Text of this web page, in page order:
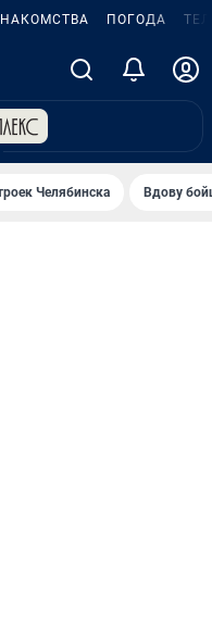
ПОГОДА
Челябинска Вдову